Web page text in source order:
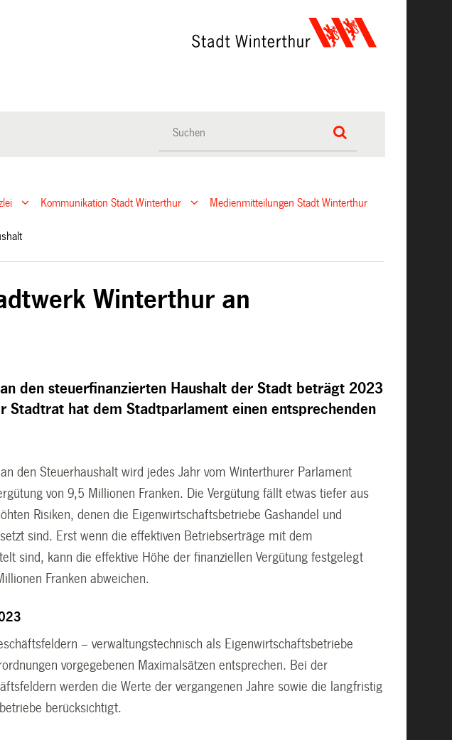
Kommunikation Stadt Winterthur Medienmitteilungen Stadt Winterthur
Winterthur an
den steuerfinanzierten Haushalt der Stadt beträgt 2023
Stadtrat hat dem Stadtparlament einen entsprechenden
den Steuerhaushalt wird jedes Jahr vom Winterthurer Parlament
von 9,5 Millionen Franken. Die Vergütung fällt etwas tiefer aus
Risiken, denen die Eigenwirtschaftsbetriebe Gashandel und
sind. Erst wenn die effektiven Betriebserträge mit dem
sind, kann die effektive Höhe der finanziellen Vergütung festgelegt
Franken abweichen.
– verwaltungstechnisch als Eigenwirtschaftsbetriebe
vorgegebenen Maximalsätzen entsprechen. Bei der
werden die Werte der vergangenen Jahre sowie die langfristig
berücksichtigt.